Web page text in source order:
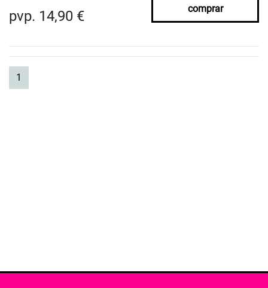
pvp. 14,90 € comprar
1